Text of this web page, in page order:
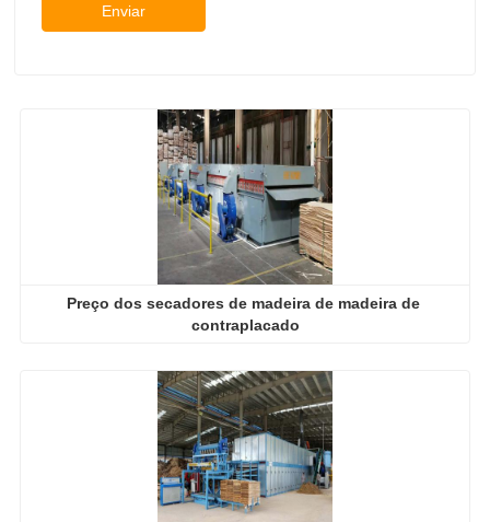
Enviar
Preço dos secadores de madeira de madeira de
contraplacado